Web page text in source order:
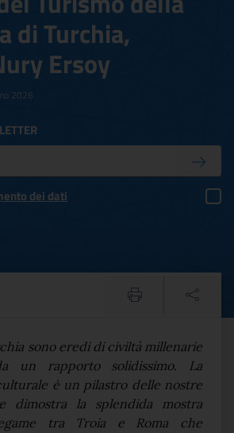
di Turchia,
Ersoy
2026
dei dati
Alessandro
comunicato
sono eredi di civiltà millenarie
un rapporto solidissimo. La
è un pilastro delle nostre
dimostra la splendida mostra
tra Troia e Roma che